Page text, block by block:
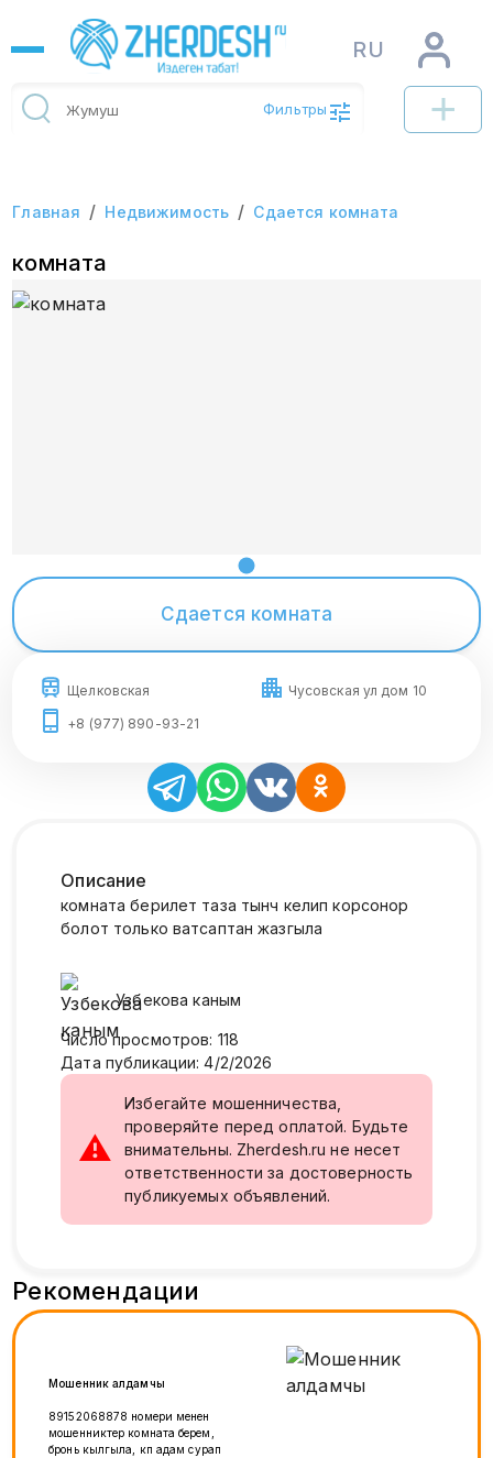
RU
Фильтры
Главная / Недвижимость / Сдается комната
комната
Сдается комната
Щелковская
Чусовская ул дом 10
+8 (977) 890-93-21
Описание
комната берилет таза тынч келип корсонор
болот только ватсаптан жазгыла
Узбекова каным
Число просмотров: 118
Дата публикации: 4/2/2026
⚠
Избегайте мошенничества,
проверяйте перед оплатой. Будьте
внимательны. Zherdesh.ru не несет
ответственности за достоверность
публикуемых объявлений.
Рекомендации
Мошенник алдамчы
89152068878 номери менен
мошенниктер комната берем,
бронь кылгыла, көп адам сурап